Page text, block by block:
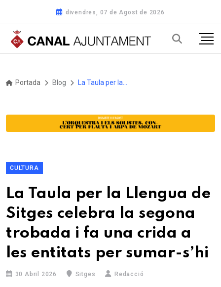
divendres, 07 de Agost de 2026
Portada Blog
CULTURA
La Taula per la Llengua de
Sitges celebra la segona
trobada i fa una crida a
les entitats per sumar-s’hi
30 Abril 2026 Sitges Redacció